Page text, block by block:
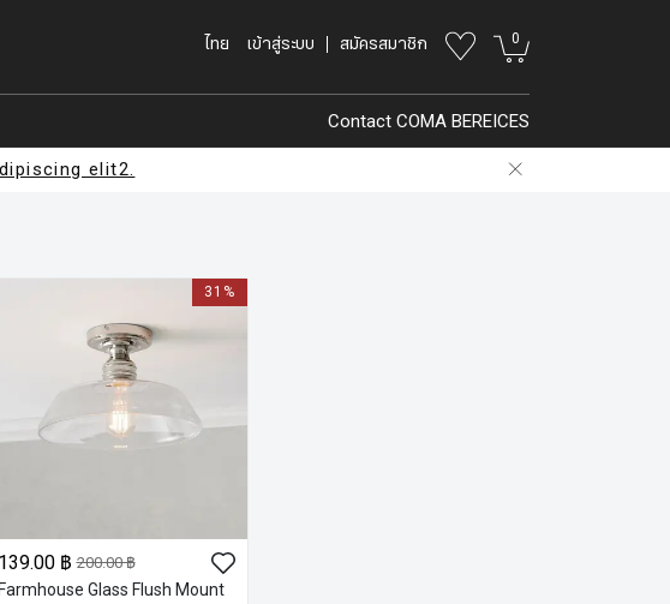
ไทย เข้าสู่ระบบ สมัครสมาชิก 0
Contact COMA BEREICES
elit2.
31%
139.00 ฿ 200.00 ฿
Glass Flush Mount